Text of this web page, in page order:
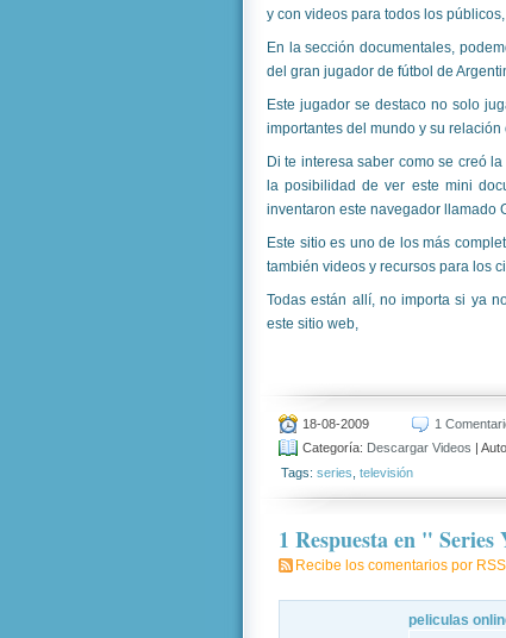
y con videos para todos los
En la sección documentales,
del gran jugador de fútbol de
Este jugador se destaco no solo
importantes del mundo y su relación
Di te interesa saber como se creó
la posibilidad de ver este mini
inventaron este navegador llamado
Este sitio es uno de los más
también videos y recursos para los
Todas están allí, no importa si ya
este sitio web,
18-08-2009
1
Categoría: Descargar Videos |
Tags: series televisión
1 Respuesta en "
Recibe los comentarios por RSS
peliculas